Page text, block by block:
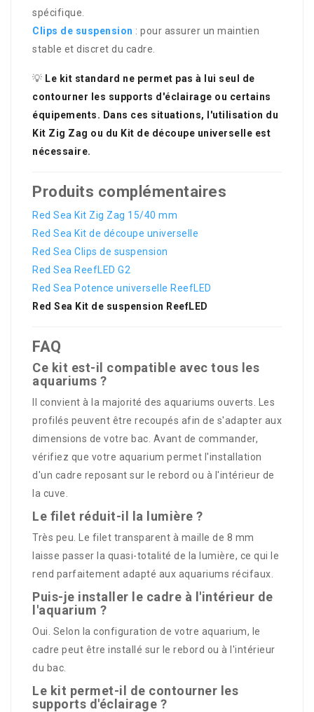
spécifique.
Clips de suspension : pour assurer un maintien
stable et discret du cadre.
💡 Le kit standard ne permet pas à lui seul de
contourner les supports d'éclairage ou certains
équipements. Dans ces situations, l'utilisation du
Kit Zig Zag ou du Kit de découpe universelle est
nécessaire.
Produits complémentaires
Red Sea Kit Zig Zag 15/40 mm
Red Sea Kit de découpe universelle
Red Sea Clips de suspension
Red Sea ReefLED G2
Red Sea Potence universelle ReefLED
Red Sea Kit de suspension ReefLED
FAQ
Ce kit est-il compatible avec tous les
aquariums ?
Il convient à la majorité des aquariums ouverts. Les
profilés peuvent être recoupés afin de s'adapter aux
dimensions de votre bac. Avant de commander,
vérifiez que votre aquarium permet l'installation
d'un cadre reposant sur le rebord ou à l'intérieur de
la cuve.
Le filet réduit-il la lumière ?
Très peu. Le filet transparent à maille de 8 mm
laisse passer la quasi-totalité de la lumière, ce qui le
rend parfaitement adapté aux aquariums récifaux.
Puis-je installer le cadre à l'intérieur de
l'aquarium ?
Oui. Selon la configuration de votre aquarium, le
cadre peut être installé sur le rebord ou à l'intérieur
du bac.
Le kit permet-il de contourner les
supports d'éclairage ?